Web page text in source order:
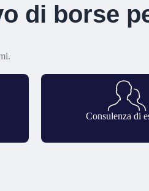
di borse
Consulenza di